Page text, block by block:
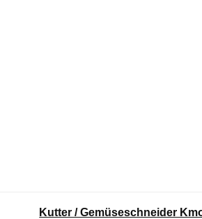
Kutter / Gemüseschneider